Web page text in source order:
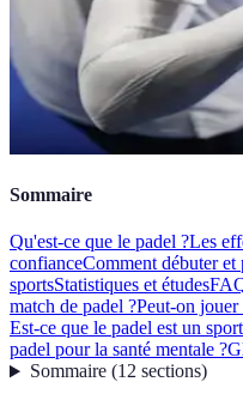
Sommaire
Qu'est-ce que le padel ?Les
confianceComment débuter et
sportsStatistiques et études
match de padel ?Peut-on jouer
Est-ce que le padel est un
padel pour la santé mentale ?
Sommaire(12 sections)